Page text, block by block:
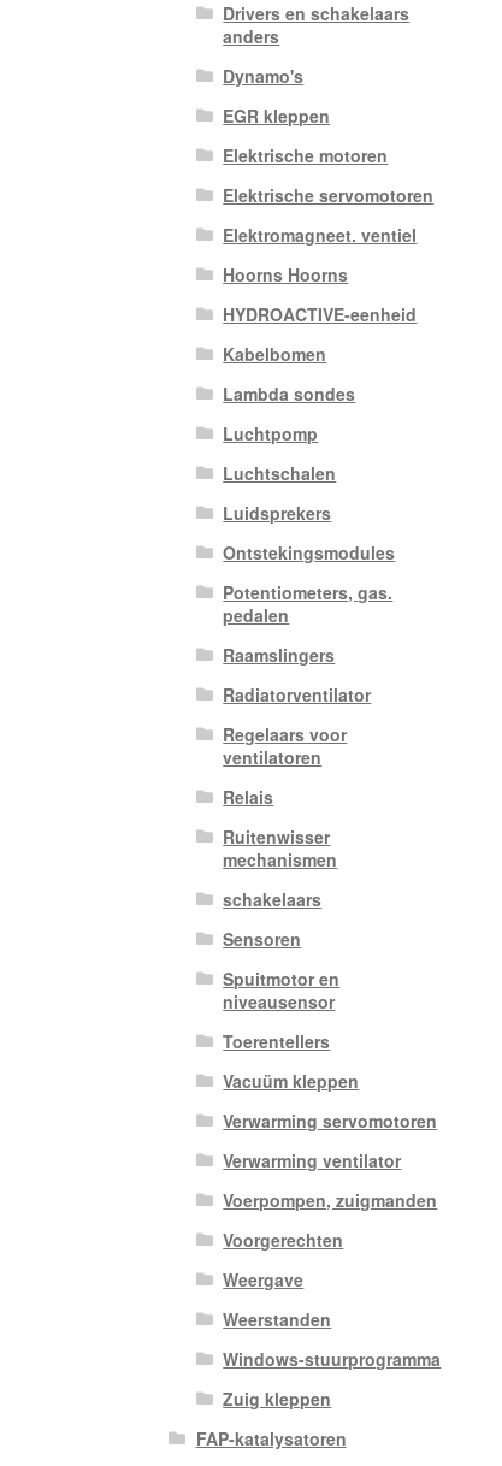
Drivers en schakelaars
anders
Dynamo's
EGR kleppen
Elektrische motoren
Elektrische servomotoren
Elektromagneet. ventiel
Hoorns Hoorns
HYDROACTIVE-eenheid
Kabelbomen
Lambda sondes
Luchtpomp
Luchtschalen
Luidsprekers
Ontstekingsmodules
Potentiometers, gas.
pedalen
Raamslingers
Radiatorventilator
Regelaars voor
ventilatoren
Relais
Ruitenwisser
mechanismen
schakelaars
Sensoren
Spuitmotor en
niveausensor
Toerentellers
Vacuüm kleppen
Verwarming servomotoren
Verwarming ventilator
Voerpompen, zuigmanden
Voorgerechten
Weergave
Weerstanden
Windows-stuurprogramma
Zuig kleppen
FAP-katalysatoren